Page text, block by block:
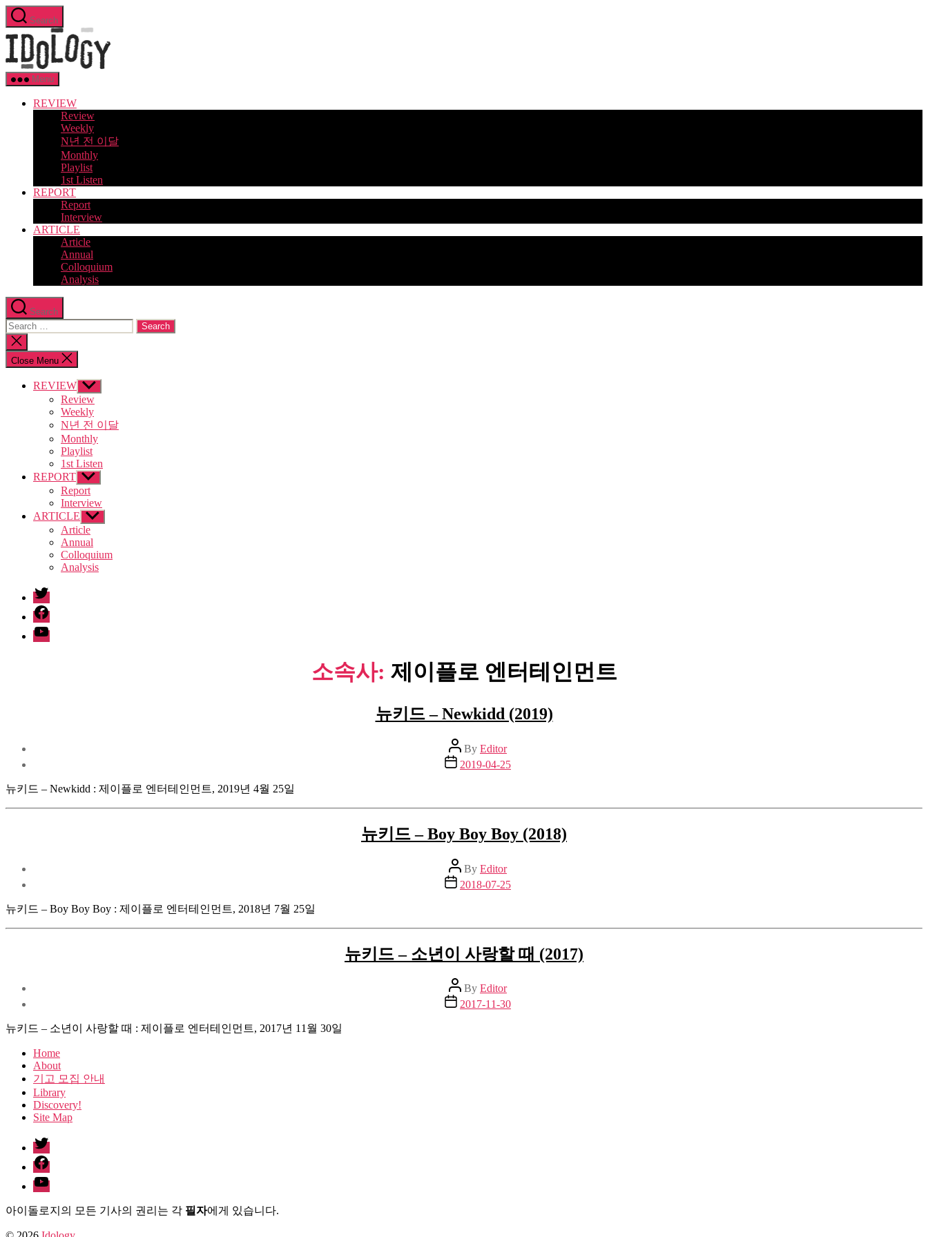
Skip
to
the
content
Search
Menu
REVIEW
Review
Weekly
N년 전 이달
Monthly
Playlist
1st Listen
REPORT
Report
Interview
ARTICLE
Article
Annual
Colloquium
Analysis
Search
Search
for:
Close
search
Close Menu
REVIEW Show
sub
menu
Review
Weekly
N년 전 이달
Monthly
Playlist
1st Listen
REPORT Show
sub
menu
Report
Interview
ARTICLE Show
sub
menu
Article
Annual
Colloquium
Analysis
twitter
facebook
Youtube
소속사: 제이플로 엔터테인먼트
뉴키드 – Newkidd (2019)
Post
author
By Editor
Post
date
2019-04-25
뉴키드 – Newkidd : 제이플로 엔터테인먼트, 2019년 4월 25일
뉴키드 – Boy Boy Boy (2018)
Post
author
By Editor
Post
date
2018-07-25
뉴키드 – Boy Boy Boy : 제이플로 엔터테인먼트, 2018년 7월 25일
뉴키드 – 소년이 사랑할 때 (2017)
Post
author
By Editor
Post
date
2017-11-30
뉴키드 – 소년이 사랑할 때 : 제이플로 엔터테인먼트, 2017년 11월 30일
Home
About
기고 모집 안내
Library
Discovery!
Site Map
twitter
facebook
Youtube
아이돌로지의 모든 기사의 권리는 각 필자에게 있습니다.